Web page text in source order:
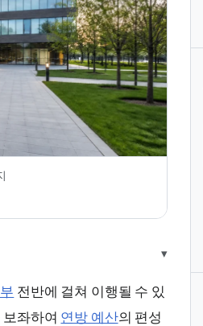
▾
전반에 걸쳐 이행될 수 있
보좌하여 연방 예산의 편성